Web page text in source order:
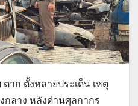
าก ตั้งหลายประเด็น เหตุ
กลาง หลังด่านศุลกากร